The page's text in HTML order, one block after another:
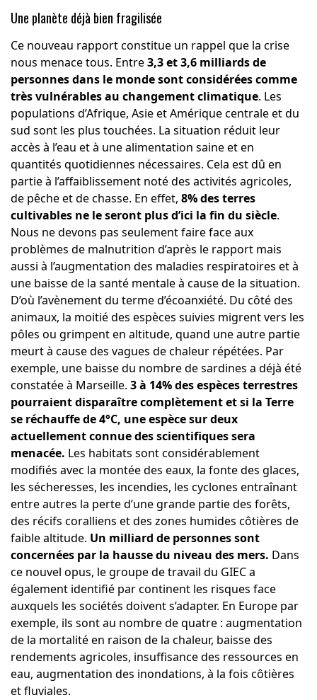
Une planète déjà bien fragilisée
Ce nouveau rapport constitue un rappel que la crise
nous menace tous. Entre3,3 et 3,6 milliards de
personnes dans le monde sont considérées comme
très vulnérables au changement climatique. Les
populations d’Afrique, Asie et Amérique centrale et du
sud sont les plus touchées. La situation réduit leur
accès à l’eau et à une alimentation saine et en
quantités quotidiennes nécessaires. Cela est dû en
partie à l’affaiblissement noté des activités agricoles,
de pêche et de chasse. En effet, 8% des terres
cultivables ne le seront plus d’ici la fin du siècle.
Nous ne devons pas seulement faire face aux
problèmes de malnutrition d’après le rapport mais
aussi à l’augmentation des maladies respiratoires et à
une baisse de la santé mentale à cause de la situation.
D’où l’avènement du terme d’écoanxiété. Du côté des
animaux, la moitié des espèces suivies migrent vers les
pôles ou grimpent en altitude, quand une autre partie
meurt à cause des vagues de chaleur répétées. Par
exemple, une baisse du nombre de sardines a déjà été
constatée à Marseille. 3 à 14% des espèces terrestres
pourraient disparaître complètement et si la Terre
se réchauffe de 4°C, une espèce sur deux
actuellement connue des scientifiques sera
menacée. Les habitats sont considérablement
modifiés avec la montée des eaux, la fonte des glaces,
les sécheresses, les incendies, les cyclones entraînant
entre autres la perte d’une grande partie des forêts,
des récifs coralliens et des zones humides côtières de
faible altitude. Un milliard de personnes sont
concernées par la hausse du niveau des mers. Dans
ce nouvel opus, le groupe de travail du GIEC a
également identifié par continent les risques face
auxquels les sociétés doivent s’adapter. En Europe par
exemple, ils sont au nombre de quatre : augmentation
de la mortalité en raison de la chaleur, baisse des
rendements agricoles, insuffisance des ressources en
eau, augmentation des inondations, à la fois côtières
et fluviales.